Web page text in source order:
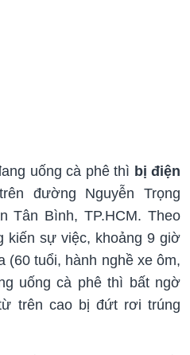
uống cà phê thì bị điện
đường Nguyễn Trọng
Tân Bình, TP.HCM. Theo
kiến sự việc, khoảng 9 giờ
(60 tuổi, hành nghề xe ôm,
uống cà phê thì bất ngờ
trên cao bị đứt rơi trúng